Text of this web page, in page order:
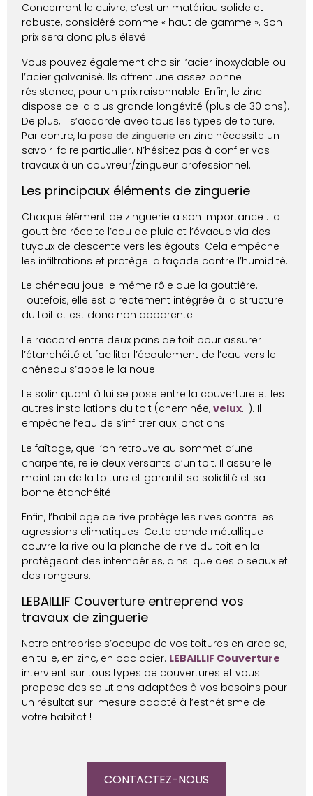
Concernant le cuivre, c’est un matériau solide et
robuste, considéré comme « haut de gamme ». Son
prix sera donc plus élevé.
Vous pouvez également choisir l’acier inoxydable ou
l’acier galvanisé. Ils offrent une assez bonne
résistance, pour un prix raisonnable. Enfin, le zinc
dispose de la plus grande longévité (plus de 30 ans).
De plus, il s’accorde avec tous les types de toiture.
Par contre, lapose de zinguerie en zinc nécessite un
savoir-faire particulier. N’hésitez pas à confier vos
travaux à un couvreur/zingueur professionnel.
Les principaux éléments de zinguerie
Chaque élément de zinguerie a son importance : la
gouttière récolte l’eau de pluie et l’évacue via des
tuyaux de descente vers les égouts. Cela empêche
les infiltrations et protège la façade contre l’humidité.
Le chéneau joue le même rôle que la gouttière.
Toutefois, elle est directement intégrée à la structure
du toit et est donc non apparente.
Le raccord entre deux pans de toit pour assurer
l’étanchéité et faciliter l’écoulement de l’eau vers le
chéneau s’appelle la noue.
Le solin quant à lui se pose entre la couverture et les
autres installations du toit (cheminée,velux…). Il
empêche l’eau de s’infiltrer aux jonctions.
Le faîtage, que l’on retrouve au sommet d’une
charpente, relie deux versants d’un toit. Il assure le
maintien de la toiture et garantit sa solidité et sa
bonne étanchéité.
Enfin, l’habillage de rive protège les rives contre les
agressions climatiques. Cette bande métallique
couvre la rive ou la planche de rive du toit en la
protégeant des intempéries, ainsi que des oiseaux et
des rongeurs.
LEBAILLIF Couverture entreprend vos
travaux de zinguerie
Notre entreprise s’occupe de vos toitures en ardoise,
en tuile, en zinc, en bac acier. LEBAILLIF Couverture
intervient sur tous types de couvertures et vous
propose des solutions adaptées à vos besoins pour
un résultat sur-mesure adapté à l’esthétisme de
votre habitat !
CONTACTEZ-NOUS